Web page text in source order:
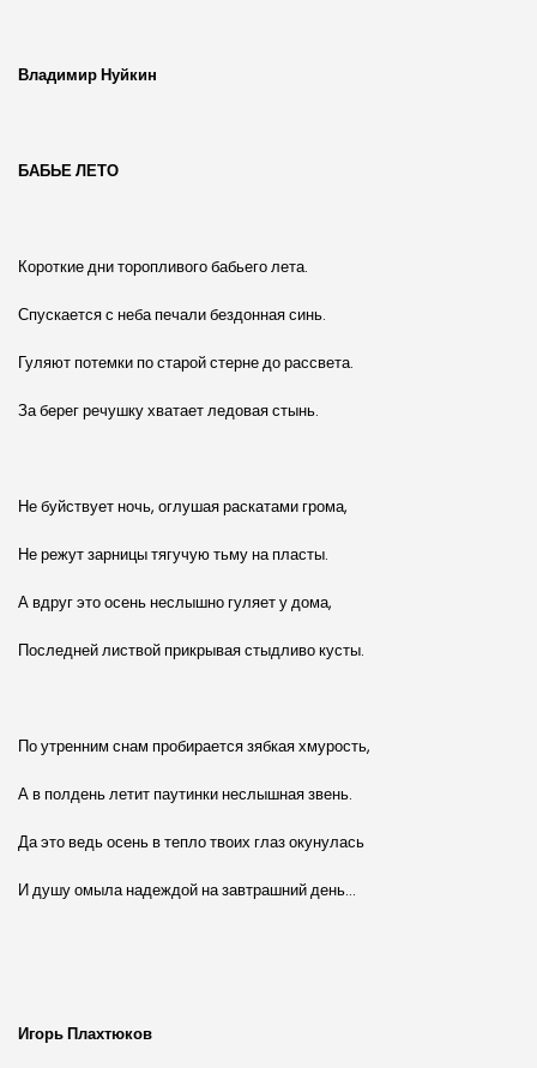
Владимир Нуйкин
БАБЬЕ ЛЕТО
Короткие дни торопливого бабьего лета.
Спускается с неба печали бездонная синь.
Гуляют потемки по старой стерне до рассвета.
За берег речушку хватает ледовая стынь.
Не буйствует ночь, оглушая раскатами грома,
Не режут зарницы тягучую тьму на пласты.
А вдруг это осень неслышно гуляет у дома,
Последней листвой прикрывая стыдливо кусты.
По утренним снам пробирается зябкая хмурость,
А в полдень летит паутинки неслышная звень.
Да это ведь осень в тепло твоих глаз окунулась
И душу омыла надеждой на завтрашний день…
Игорь Плахтюков